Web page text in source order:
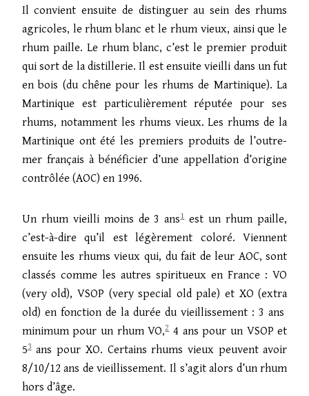
Il convient ensuite de distinguer au sein des rhums
agricoles, le rhum blanc et le rhum vieux, ainsi que le
rhum paille. Le rhum blanc, c’est le premier produit
qui sort de la distillerie. Il est ensuite vieilli dans un fut
en bois (du chêne pour les rhums de Martinique). La
Martinique est particulièrement réputée pour ses
rhums, notamment les rhums vieux. Les rhums de la
Martinique ont été les premiers produits de l’outre-
mer français à bénéficier d’une appellation d’origine
contrôlée (AOC) en 1996.
Un rhum vieilli moins de 3 ans1est un rhum paille,
c’est-à-dire qu’il est légèrement coloré. Viennent
ensuite les rhums vieux qui, du fait de leur AOC, sont
classés comme les autres spiritueux en France : VO
(very old), VSOP (very special old pale) et XO (extra
old) en fonction de la durée du vieillissement : 3 ans
minimum pour un rhum VO,24 ans pour un VSOP et
53ans pour XO. Certains rhums vieux peuvent avoir
8/10/12 ans de vieillissement. Il s’agit alors d’un rhum
hors d’âge.